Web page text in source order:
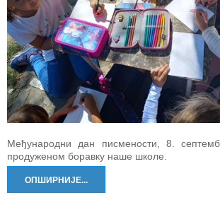
Међународни дан писмености, 8.
продуженом боравку наше школе.
ОПШИРНИЈЕ...